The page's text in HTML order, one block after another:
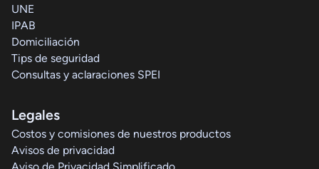
UNE
IPAB
Domiciliación
Tips de seguridad
Consultas y aclaraciones SPEI
Legales
Costos y comisiones de nuestros productos
Avisos de privacidad